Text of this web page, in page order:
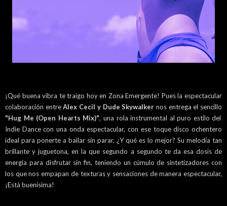
¡Qué buena vibra te traigo hoy en Zona Emergente! Pues la espectacular
colaboración entreAlex Cecil y Dude Skywalker nos entrega el sencillo
"Hug Me (Open Hearts Mix)", una rola instrumental al puro estilo del
Indie Dance con una onda espectacular, con ese toque disco ochentero
ideal para ponerte a bailar sin parar, ¿Y qué es lo mejor? Su melodía tan
brillante y juguetona, en la que segundo a segundo te da esa dosis de
energía para disfrutar sin fin, teniendo un cúmulo de sintetizadores con
los que nos empapan de texturas y sensaciones de manera espectacular,
¡Está buenísima!